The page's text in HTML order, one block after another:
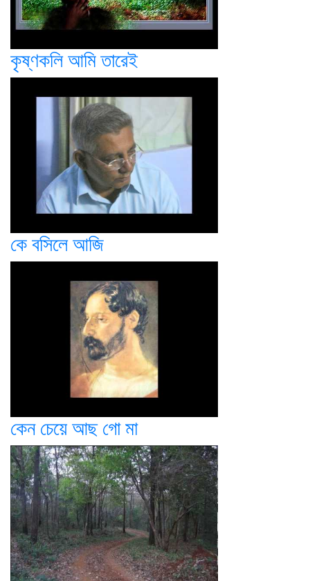
কৃষ্ণকলি আমি তারেই
কে বসিলে আজি
কেন চেয়ে আছ গো মা